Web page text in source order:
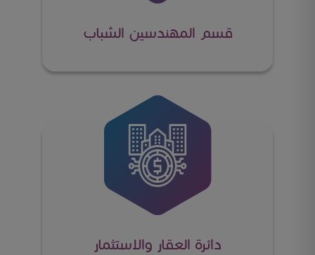
قسم المهندسين الشباب
دائرة العقار والاستثمار